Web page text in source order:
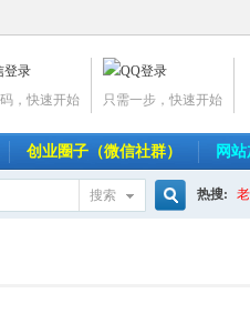
只需一步，快速开始
，快速开始
创业圈子（微信社群） 网站
搜索 热搜: